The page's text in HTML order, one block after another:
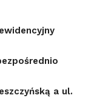
a ul.